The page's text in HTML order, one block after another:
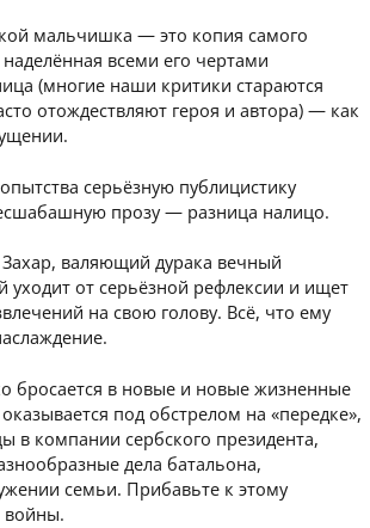
мальчишка — это копия самого
всеми его чертами
(многие наши критики стараются
отождествляют героя и автора) — как
серьёзную публицистику
прозу — разница налицо.
валяющий дурака вечный
уходит от серьёзной рефлексии и ищет
на свою голову. Всё, что ему
бросается в новые и новые жизненные
под обстрелом на «передке»,
в компании сербского президента,
дела батальона,
семьи. Прибавьте к этому
войны.